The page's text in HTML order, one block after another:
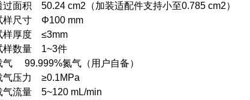
过面积 50.24 cm2（加装适配件支持小至0.785 cm2）
样尺寸 Φ100 mm
样厚度 ≤3mm
样数量 1~3件
气 99.999%氮气（用户自备）
气压力 ≥0.1MPa
气流量 5~120 mL/min